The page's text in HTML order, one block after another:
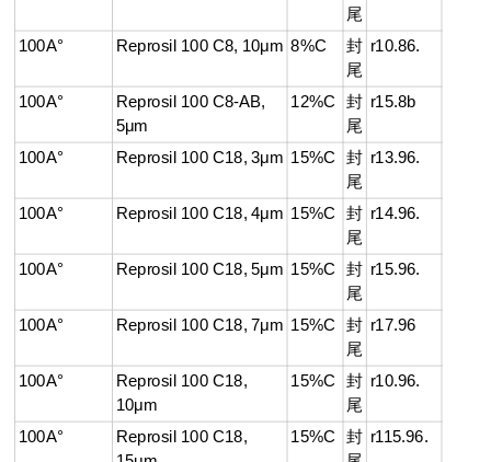
尾
100A° Reprosil 100 C8, 10μm 8%C 封
尾
r10.86.
100A° Reprosil 100 C8-AB,
5μm
12%C 封
尾
r15.8b
100A° Reprosil 100 C18, 3μm 15%C 封
尾
r13.96.
100A° Reprosil 100 C18, 4μm 15%C 封
尾
r14.96.
100A° Reprosil 100 C18, 5μm 15%C
封
尾
r15.96.
100A° Reprosil 100 C18, 7μm 15%C
封
尾
r17.96
100A°
Reprosil 100 C18,
10μm
15%C
封
尾
r10.96.
100A°
Reprosil 100 C18,
15%C
封 r115.96.